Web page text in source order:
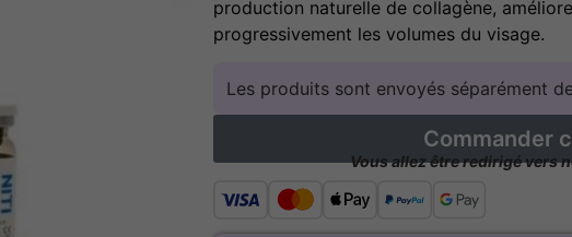
production naturelle de collagène,
progressivement les volumes du visage.
Les produits sont envoyés séparément
Commander
Vous allez être redirigé vers